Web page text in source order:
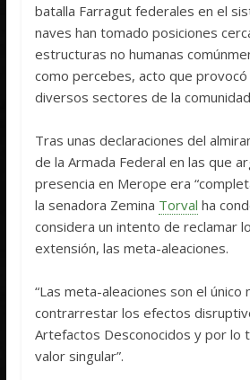
batalla Farragut federales en el
naves han tomado posiciones
estructuras no humanas
como percebes, acto que provocó
diversos sectores de la
Tras unas declaraciones del
de la Armada Federal en las que
presencia en Merope era
la senadora Zemina Torval ha
considera un intento de reclamar
extensión, las meta-aleaciones.
“Las meta-aleaciones son el único
contrarrestar los efectos
Artefactos Desconocidos y por lo
valor singular”.